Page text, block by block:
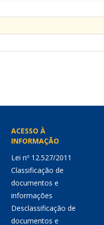
ACESSO À
INFORMAÇÃO
Lei nº 12.527/2011
Classificação de
documentos e
informações
Desclassificação de
documentos e